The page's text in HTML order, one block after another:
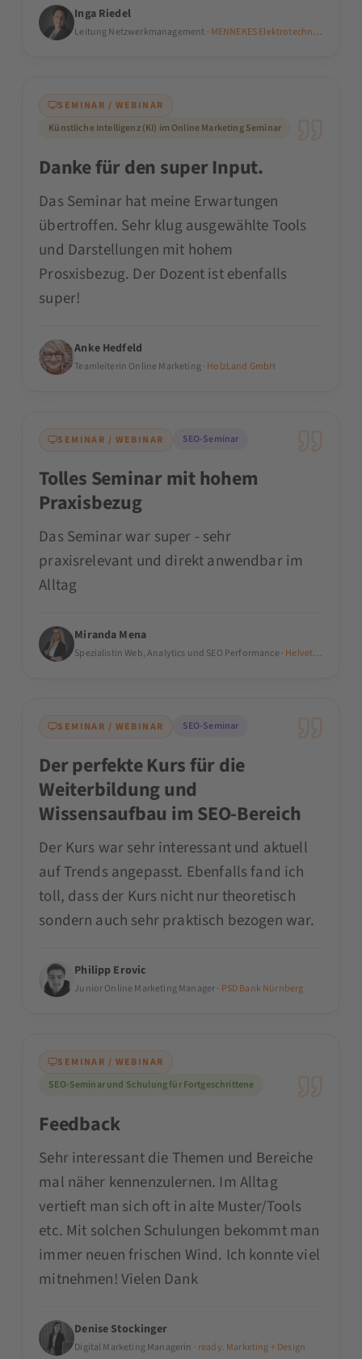
Inga Riedel
Leitung Netzwerkmanagement · MENNEKES Elektrotechnik GmbH &
SEMINAR / WEBINAR
Künstliche Intelligenz (KI) im Online Marketing Seminar
Danke für den super Input.
Das Seminar hat meine Erwartungen
übertroffen. Sehr klug ausgewählte Tools
und Darstellungen mit hohem
Prosxisbezug. Der Dozent ist ebenfalls
super!
Anke Hedfeld
Teamleiterin Online Marketing · HolzLand GmbH
SEMINAR / WEBINAR SEO-Seminar
Tolles Seminar mit hohem
Praxisbezug
Das Seminar war super - sehr
praxisrelevant und direkt anwendbar im
Alltag
Miranda Mena
Spezialistin Web, Analytics und SEO Performance · Helvetia
SEMINAR / WEBINAR SEO-Seminar
Der perfekte Kurs für die
Weiterbildung und
Wissensaufbau im SEO-Bereich
Der Kurs war sehr interessant und aktuell
auf Trends angepasst. Ebenfalls fand ich
toll, dass der Kurs nicht nur theoretisch
sondern auch sehr praktisch bezogen war.
Philipp Erovic
Junior Online Marketing Manager · PSD Bank Nürnberg
SEMINAR / WEBINAR
SEO-Seminar und Schulung für Fortgeschrittene
Feedback
Sehr interessant die Themen und Bereiche
mal näher kennenzulernen. Im Alltag
vertieft man sich oft in alte Muster/Tools
etc. Mit solchen Schulungen bekommt man
immer neuen frischen Wind. Ich konnte viel
mitnehmen! Vielen Dank
Denise Stockinger
Digital Marketing Managerin · ready. Marketing + Design